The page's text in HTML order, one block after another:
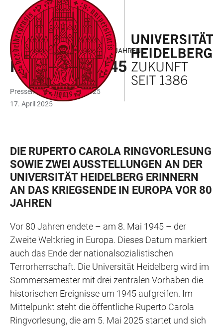
LINKS
ZUR
BARRIEREFREIHEIT
ZUM
HAUPTINHALT
HAUPTNAVIGATION
ÖFFNEN
WEBSEITENSUCHE
ÖFFNEN
KRIEGSENDE IN EUROPA VOR 80 JAHREN
IM FOKUS: 1945
Pressemitteilung Nr. 34/2025
17. April 2025
DIE RUPERTO CAROLA RINGVORLESUNG
SOWIE ZWEI AUSSTELLUNGEN AN DER
UNIVERSITÄT HEIDELBERG ERINNERN
AN DAS KRIEGSENDE IN EUROPA VOR 80
JAHREN
Vor 80 Jahren endete – am 8. Mai 1945 – der
Zweite Weltkrieg in Europa. Dieses Datum markiert
auch das Ende der nationalsozialistischen
Terrorherrschaft. Die Universität Heidelberg wird im
Sommersemester mit drei zentralen Vorhaben die
historischen Ereignisse um 1945 aufgreifen. Im
Mittelpunkt steht die öffentliche Ruperto Carola
Ringvorlesung, die am 5. Mai 2025 startet und sich